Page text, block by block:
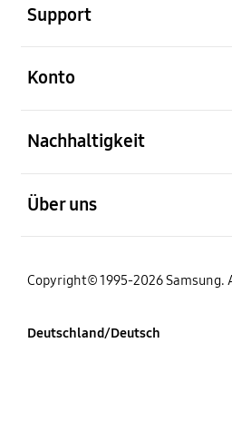
Support
Konto
Nachhaltigkeit
Über uns
Copyright© 1995-2026 Samsung.
Deutschland/Deutsch